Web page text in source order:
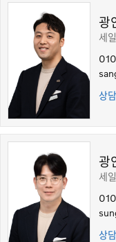
광
세
상
광
세
상
세일즈 컨설턴트
전시장 찾기
인증 중고차
뉴스/이벤트
서비스
IRON MOTORS